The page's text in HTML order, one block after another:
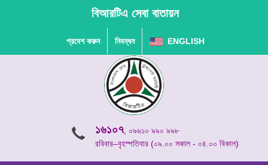
বিআরটিএ সেবা বাতায়ন
প্রবেশ করুন নিবন্ধন ENGLISH
১৬১০৭, ০৯৬১০ ৯৯০ ৯৯৮
রবিবার–বৃহস্পতিবার (০৯.০০ সকাল - ০৪.০০ বিকাল)